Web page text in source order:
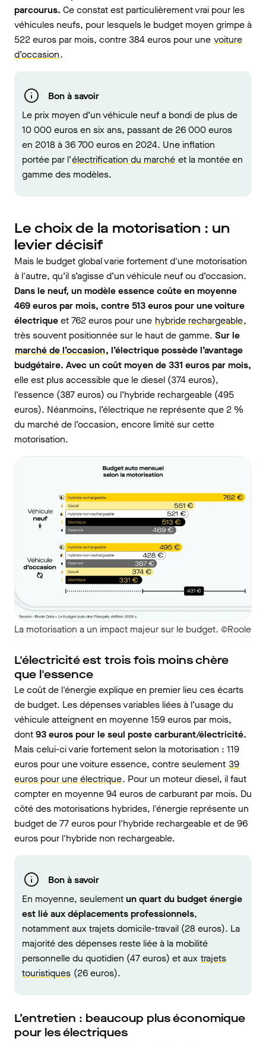
parcourus. Ce constat est particulièrement vrai pour les
véhicules neufs, pour lesquels le budget moyen grimpe à
522 euros par mois, contre 384 euros pour une voiture
d’occasion.
Bon à savoir
Le prix moyen d’un véhicule neuf a bondi de plus de
10 000 euros en six ans, passant de 26 000 euros
en 2018 à 36 700 euros en 2024. Une inflation
portée par l’électrification du marché et la montée en
gamme des modèles.
Le choix de la motorisation : un
levier décisif
Mais le budget global varie fortement d'une motorisation
à l'autre, qu’il s’agisse d’un véhicule neuf ou d’occasion.
Dans le neuf, un modèle essence coûte en moyenne
469 euros par mois, contre 513 euros pour une voiture
électriqueet 762 euros pour une hybride rechargeable,
très souvent positionnée sur le haut de gamme. Sur le
marché de l’occasion, l’électrique possède l’avantage
budgétaire. Avec un coût moyen de 331 euros par mois,
elle est plus accessible que le diesel (374 euros),
l’essence (387 euros) ou l’hybride rechargeable (495
euros). Néanmoins, l’électrique ne représente que 2 %
du marché de l’occasion, encore limité sur cette
motorisation.
La motorisation a un impact majeur sur le budget. ©Roole
L'électricité est trois fois moins chère
que l'essence
Le coût de l'énergie explique en premier lieu ces écarts
de budget. Les dépenses variables liées à l’usage du
véhicule atteignent en moyenne 159 euros par mois,
dont93 euros pour le seul poste carburant/électricité.
Mais celui-ci varie fortement selon la motorisation : 119
euros pour une voiture essence, contre seulement 39
euros pour une électrique. Pour un moteur diesel, il faut
compter en moyenne 94 euros de carburant par mois. Du
côté des motorisations hybrides, l'énergie représente un
budget de 77 euros pour l'hybride rechargeable et de 96
euros pour l'hybride non rechargeable.
Bon à savoir
En moyenne, seulementun quart du budget énergie
est lié aux déplacements professionnels,
notamment aux trajets domicile-travail (28 euros). La
majorité des dépenses reste liée à la mobilité
personnelle du quotidien (47 euros) et aux trajets
touristiques (26 euros).
L’entretien : beaucoup plus économique
pour les électriques